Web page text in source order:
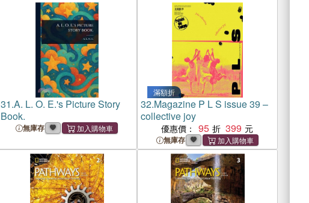
31.A. L. O. E.'s Picture Story
Book.
無庫存
滿額折
32.Magazine P L S issue 39 –
collective joy
優惠價： 95 399
無庫存